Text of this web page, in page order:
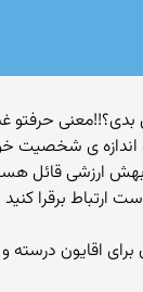
ی شخصیت
ارزشی قائل
ارتباط
برای اقایون